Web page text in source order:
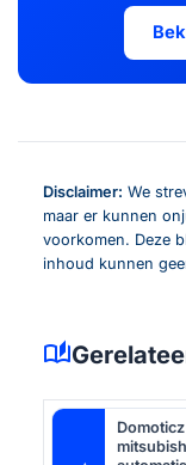
Disclaimer: We
maar er kunnen
voorkomen. Deze
inhoud kunnen
auto_stories
Domoticz